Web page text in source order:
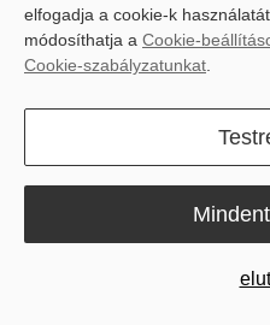
Irányítószám/irányítószám *
elfogadja a cookie-k
módosíthatja a Cookie-
Cookie-szabályzatunkat